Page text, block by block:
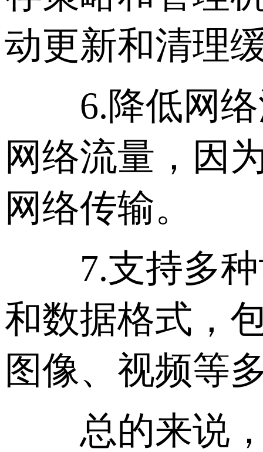
动更新和清理
6.降低网络
网络流量，因
网络传输。
7.支持多种
和数据格式，
图像、视频等
总的来说，